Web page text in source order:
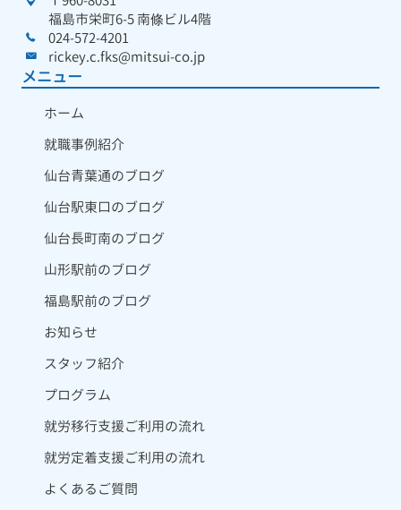
福島市栄町6-5 南條ビル4階
024-572-4201
rickey.c.fks@mitsui-co.jp
メニュー
ホーム
就職事例紹介
仙台青葉通のブログ
仙台駅東口のブログ
仙台長町南のブログ
山形駅前のブログ
福島駅前のブログ
お知らせ
スタッフ紹介
プログラム
就労移行支援ご利用の流れ
就労定着支援ご利用の流れ
よくあるご質問